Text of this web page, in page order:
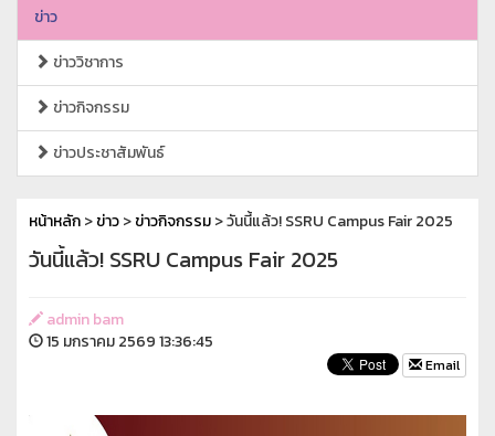
ข่าว
ข่าววิชาการ
ข่าวกิจกรรม
ข่าวประชาสัมพันธ์
หน้าหลัก>ข่าว>ข่าวกิจกรรม> วันนี้แล้ว! SSRU Campus Fair 2025
วันนี้แล้ว! SSRU Campus Fair 2025
admin bam
15 มกราคม 2569 13:36:45
Email